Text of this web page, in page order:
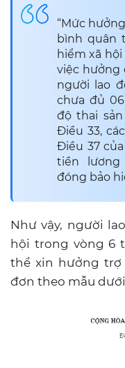
“Mức
bình quân
hiểm xã
việc hưởng
người lao
chưa đủ
độ thai
Điều 33,
Điều 37
tiền
đóng bảo
Như vậy, người
hội trong vòng 6
thể xin hưởng trợ
đơn theo mẫu dưới